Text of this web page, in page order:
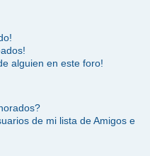
alguien en este foro!
de mi lista de Amigos e